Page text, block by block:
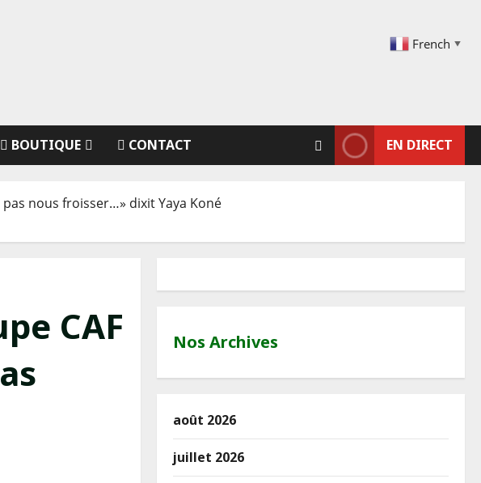
French ▼
BOUTIQUE CONTACT EN DIRECT
nous froisser…» dixit Yaya Koné
CAF
Nos Archives
août 2026
juillet 2026